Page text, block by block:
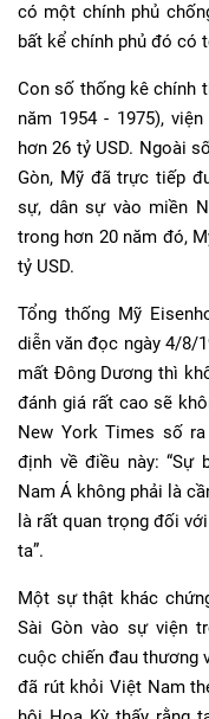
có một chính phủ
bất kể chính phủ đó có
Con số thống kê chính
năm 1954 - 1975),
hơn 26 tỷ USD. Ngoài
Gòn, Mỹ đã trực tiếp
sự, dân sự vào miền
trong hơn 20 năm đó,
tỷ USD.
Tổng thống Mỹ
diễn văn đọc ngày 4/8/
mất Đông Dương thì
đánh giá rất cao sẽ
New York Times số
định về điều này: “Sự
Nam Á không phải là
là rất quan trọng đối
ta”.
Một sự thật khác
Sài Gòn vào sự viện
cuộc chiến đau thương
đã rút khỏi Việt Nam